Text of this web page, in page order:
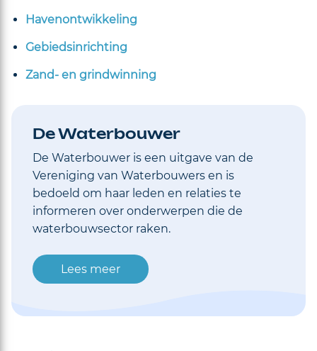
Havenontwikkeling
Gebiedsinrichting
Zand- en grindwinning
De Waterbouwer
De Waterbouwer is een uitgave van de
Vereniging van Waterbouwers en is
bedoeld om haar leden en relaties te
informeren over onderwerpen die de
waterbouwsector raken.
Lees meer